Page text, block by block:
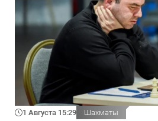
1 Августа 15:29 Шахматы